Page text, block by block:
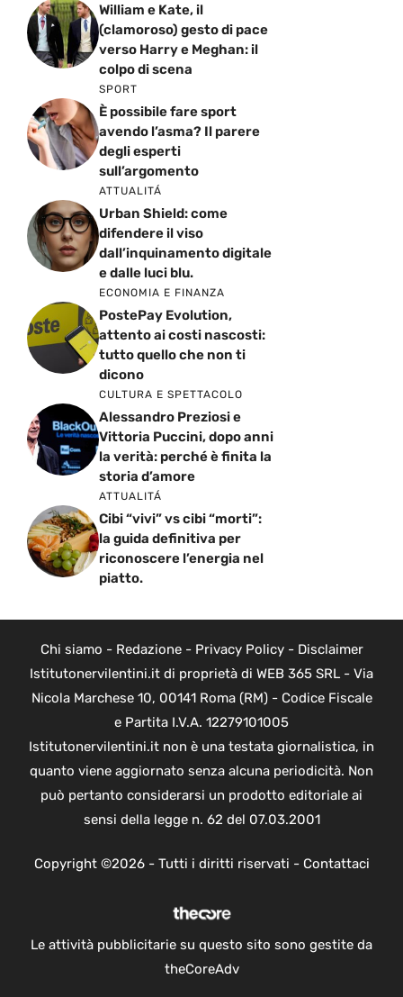
William e Kate, il
(clamoroso) gesto di pace
verso Harry e Meghan: il
colpo di scena
SPORT
È possibile fare sport
avendo l’asma? Il parere
degli esperti
sull’argomento
ATTUALITÁ
Urban Shield: come
difendere il viso
dall’inquinamento digitale
e dalle luci blu.
ECONOMIA E FINANZA
PostePay Evolution,
attento ai costi nascosti:
tutto quello che non ti
dicono
CULTURA E SPETTACOLO
Alessandro Preziosi e
Vittoria Puccini, dopo anni
la verità: perché è finita la
storia d’amore
ATTUALITÁ
Cibi “vivi” vs cibi “morti”:
la guida definitiva per
riconoscere l’energia nel
piatto.
Chi siamo - Redazione- Privacy Policy- Disclaimer
Istitutonervilentini.it di proprietà di WEB 365 SRL - Via
Nicola Marchese 10, 00141 Roma (RM) - Codice Fiscale
e Partita I.V.A. 12279101005
Istitutonervilentini.it non è una testata giornalistica, in
quanto viene aggiornato senza alcuna periodicità. Non
può pertanto considerarsi un prodotto editoriale ai
sensi della legge n. 62 del 07.03.2001
Copyright ©2026 - Tutti i diritti riservati - Contattaci
Le attività pubblicitarie su questo sito sono gestite da
theCoreAdv